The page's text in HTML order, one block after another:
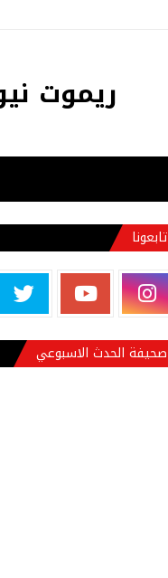
ريموت
تابعونا
صحيفة الحدث الاسبوعي